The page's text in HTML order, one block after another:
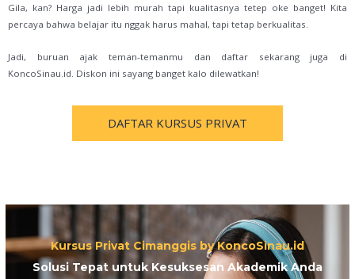
Gila, kan? Harga jadi lebih murah tapi kualitasnya tetep oke banget! Kita
percaya bahwa belajar itu nggak harus mahal, tapi tetap berkualitas.
Jadi, buruan ajak teman-temanmu dan daftar sekarang juga di
KoncoSinau.id. Diskon ini sayang banget kalo dilewatkan!
DAFTAR KURSUS PRIVAT
Kursus Privat Cimanggis by KoncoSinau.id
Solusi Tepat untuk Kesuksesan Akademik Anda